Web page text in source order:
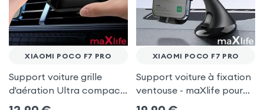
XIAOMI POCO F7 PRO
Support voiture grille
d'aération Ultra compact
pour Xiaomi Poco F7 Pro
XIAOMI POCO F7 PRO
Support voiture à fixation
ventouse - maXlife pour
Xiaomi Poco F7 Pro